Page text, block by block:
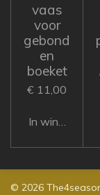
vaas
voor
gebond
en
boeket
€ 11,00
In
© 2026